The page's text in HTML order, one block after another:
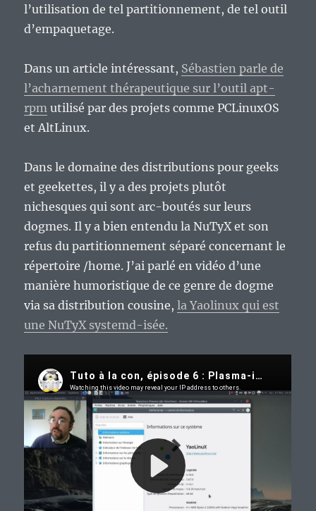
l’utilisation de tel partitionnement, de tel outil
d’empaquetage.
Dans un article intéressant, Sébastien parle de
l’acharnement thérapeutique sur l’outil apt-
rpm utilisé par des projets comme PCLinuxOS
et AltLinux.
Dans le domaine des distributions pour geeks
et geekettes, il y a des projets plutôt
nichesques qui sont arc-boutés sur leurs
dogmes. Il y a bien entendu la NuTyX et son
refus du partitionnement séparé concernant le
répertoire /home. J’ai parlé en vidéo d’une
manière humoristique de ce genre de dogme
via sa distribution cousine,la Yaolinux qui est
une NuTyX systemd-isée.